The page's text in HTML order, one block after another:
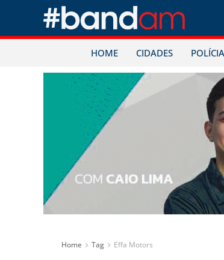
HOME CIDADES POLÍCIA
Home Tag Effa Motors